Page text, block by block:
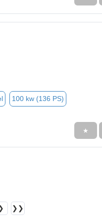
100 kw (136 PS)
★
❯❯